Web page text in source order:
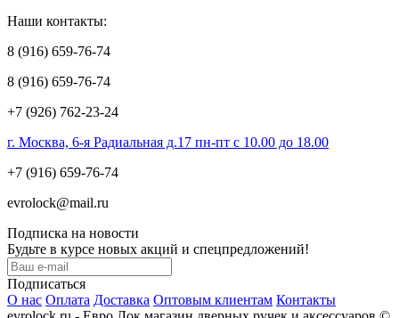
Наши контакты:
8 (916) 659-76-74
8 (916) 659-76-74
+7 (926) 762-23-24
г. Москва, 6-я Радиальная д.17 пн-пт с 10.00 до 18.00
+7 (916) 659-76-74
evrolock@mail.ru
Подписка на новости
Будьте в курсе новых акций и спецпредложений!
Подписаться
О нас Оплата Доставка Оптовым клиентам Контакты